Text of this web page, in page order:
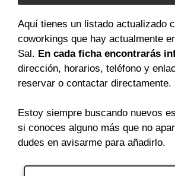
Aquí tienes un listado actualizado
coworkings que hay actualmente
Sal. En cada ficha encontrarás
dirección, horarios, teléfono y
reservar o contactar directamente.
Estoy siempre buscando nuevos
si conoces alguno más que no
dudes en avisarme para añadirlo.